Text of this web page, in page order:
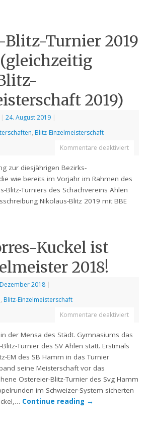
Turnier 2019
2019)
| 24. August 2019 |
, Blitz-Einzelmeisterschaft
Kommentare deaktiviert
zur diesjährigen Bezirks-
wie bereits im Vorjahr im Rahmen des
Blitz-Turniers des Schachvereins Ahlen
Nikolaus-Blitz 2019 mit BBE
Kuckel ist
2018!
2018 |
, Blitz-Einzelmeisterschaft
Kommentare deaktiviert
der Mensa des Städt. Gymnasiums das
Turnier des SV Ahlen statt. Erstmals
EM des SB Hamm in das Turnier
seine Meisterschaft vor das
Ostereier-Blitz-Turnier des Svg Hamm
im Schweizer-System sicherten
Continue reading →